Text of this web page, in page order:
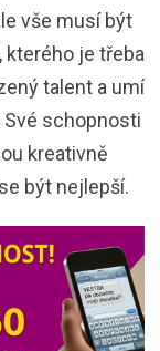
vše musí být
kterého je třeba
talent a umí
schopnosti
kreativně
být nejlepší.